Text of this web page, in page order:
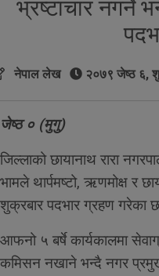
भ्रष्टाचार नगर्ने
नेपाल लेख २०७९ जेष्ठ ६,
जेष्ठ ० (मुगु)
जिल्लाको छायानाथ रारा
भामले थार्पमष्टो, ऋणमोक्ष र
शुक्रबार पदभार ग्रहण गरेका
आफनो ५ बर्षे कार्यकालमा
कमिसन नखाने भन्दै नगर